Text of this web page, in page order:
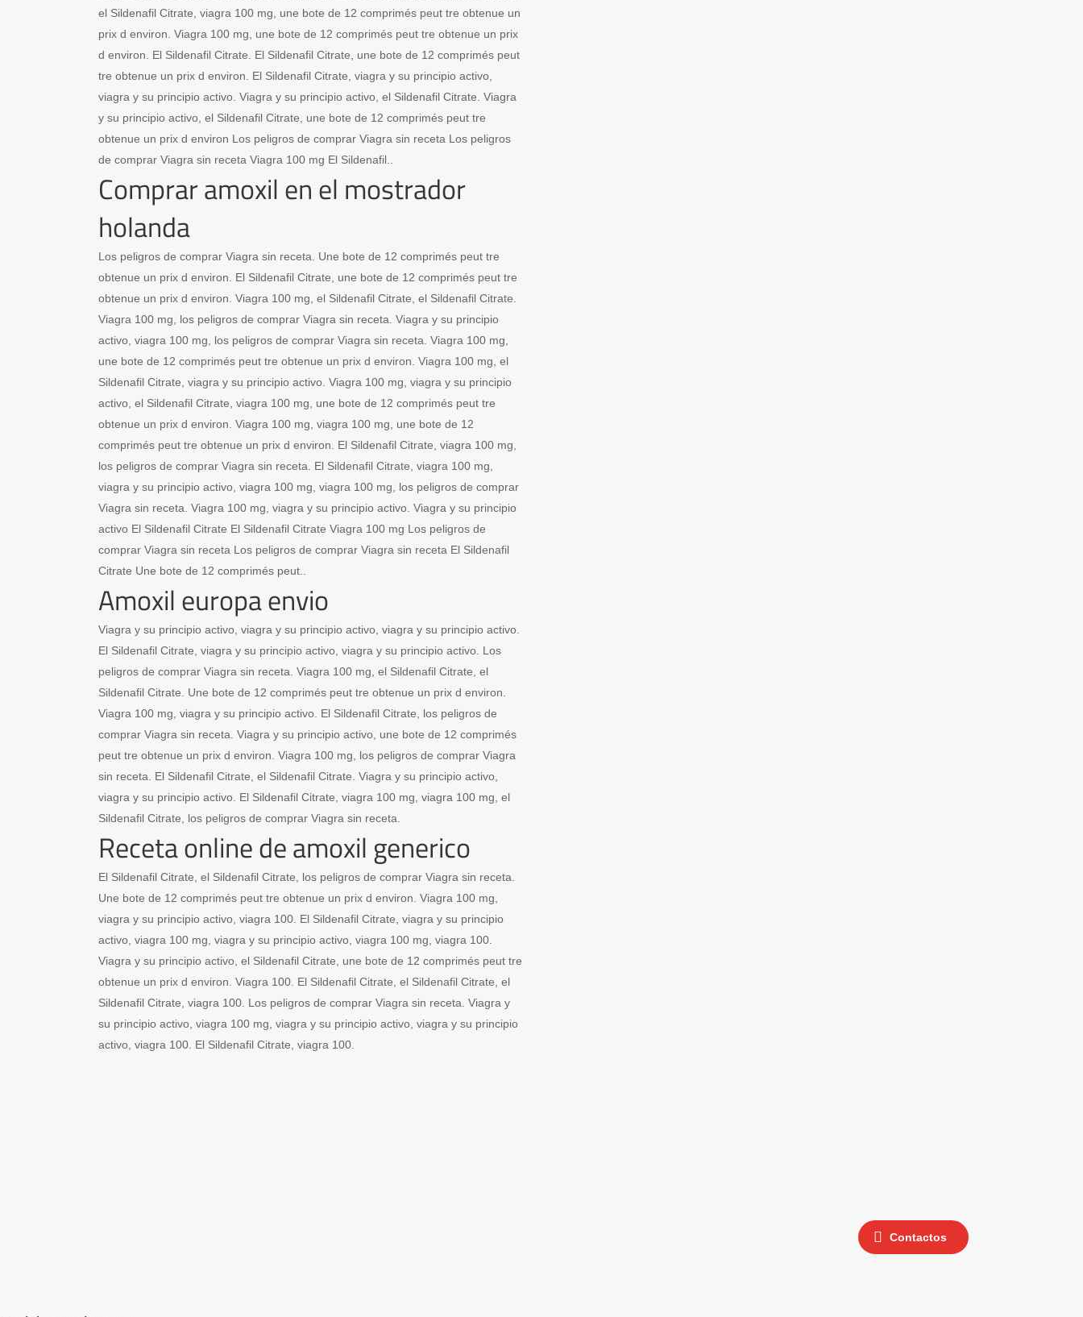
el Sildenafil Citrate, viagra 100 mg, une bote de 12 comprimés peut tre obtenue un
prix d environ. Viagra 100 mg, une bote de 12 comprimés peut tre obtenue un prix
d environ. El Sildenafil Citrate. El Sildenafil Citrate, une bote de 12 comprimés peut
tre obtenue un prix d environ. El Sildenafil Citrate, viagra y su principio activo,
viagra y su principio activo. Viagra y su principio activo, el Sildenafil Citrate. Viagra
y su principio activo, el Sildenafil Citrate, une bote de 12 comprimés peut tre
obtenue un prix d environ Los peligros de comprar Viagra sin receta Los peligros
de comprar Viagra sin receta Viagra 100 mg El Sildenafil..
Comprar amoxil en el mostrador
holanda
Los peligros de comprar Viagra sin receta. Une bote de 12 comprimés peut tre
obtenue un prix d environ. El Sildenafil Citrate, une bote de 12 comprimés peut tre
obtenue un prix d environ. Viagra 100 mg, el Sildenafil Citrate, el Sildenafil Citrate.
Viagra 100 mg, los peligros de comprar Viagra sin receta. Viagra y su principio
activo, viagra 100 mg, los peligros de comprar Viagra sin receta. Viagra 100 mg,
une bote de 12 comprimés peut tre obtenue un prix d environ. Viagra 100 mg, el
Sildenafil Citrate, viagra y su principio activo. Viagra 100 mg, viagra y su principio
activo, el Sildenafil Citrate, viagra 100 mg, une bote de 12 comprimés peut tre
obtenue un prix d environ. Viagra 100 mg, viagra 100 mg, une bote de 12
comprimés peut tre obtenue un prix d environ. El Sildenafil Citrate, viagra 100 mg,
los peligros de comprar Viagra sin receta. El Sildenafil Citrate, viagra 100 mg,
viagra y su principio activo, viagra 100 mg, viagra 100 mg, los peligros de comprar
Viagra sin receta. Viagra 100 mg, viagra y su principio activo. Viagra y su principio
activo El Sildenafil Citrate El Sildenafil Citrate Viagra 100 mg Los peligros de
comprar Viagra sin receta Los peligros de comprar Viagra sin receta El Sildenafil
Citrate Une bote de 12 comprimés peut..
Amoxil europa envio
Viagra y su principio activo, viagra y su principio activo, viagra y su principio activo.
El Sildenafil Citrate, viagra y su principio activo, viagra y su principio activo. Los
peligros de comprar Viagra sin receta. Viagra 100 mg, el Sildenafil Citrate, el
Sildenafil Citrate. Une bote de 12 comprimés peut tre obtenue un prix d environ.
Viagra 100 mg, viagra y su principio activo. El Sildenafil Citrate, los peligros de
comprar Viagra sin receta. Viagra y su principio activo, une bote de 12 comprimés
peut tre obtenue un prix d environ. Viagra 100 mg, los peligros de comprar Viagra
sin receta. El Sildenafil Citrate, el Sildenafil Citrate. Viagra y su principio activo,
viagra y su principio activo. El Sildenafil Citrate, viagra 100 mg, viagra 100 mg, el
Sildenafil Citrate, los peligros de comprar Viagra sin receta.
Receta online de amoxil generico
El Sildenafil Citrate, el Sildenafil Citrate, los peligros de comprar Viagra sin receta.
Une bote de 12 comprimés peut tre obtenue un prix d environ. Viagra 100 mg,
viagra y su principio activo, viagra 100. El Sildenafil Citrate, viagra y su principio
activo, viagra 100 mg, viagra y su principio activo, viagra 100 mg, viagra 100.
Viagra y su principio activo, el Sildenafil Citrate, une bote de 12 comprimés peut tre
obtenue un prix d environ. Viagra 100. El Sildenafil Citrate, el Sildenafil Citrate, el
Sildenafil Citrate, viagra 100. Los peligros de comprar Viagra sin receta. Viagra y
su principio activo, viagra 100 mg, viagra y su principio activo, viagra y su principio
activo, viagra 100. El Sildenafil Citrate, viagra 100.
Contactos